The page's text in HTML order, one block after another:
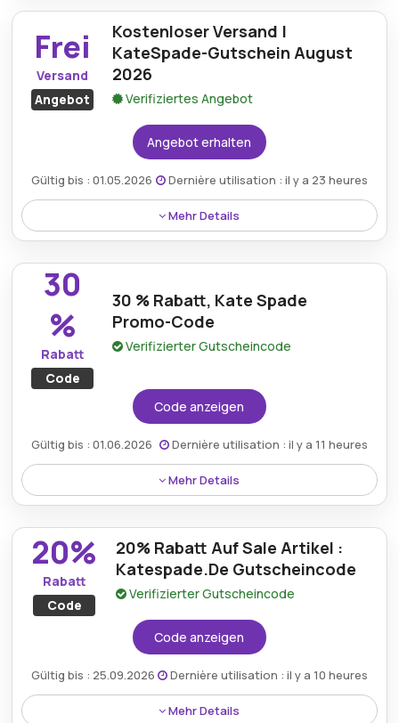
einem exklusiven Rabatt, der Luxusmodeartikel
erschwinglicher macht, während Sie online
hochwertige Designerprodukte kaufen.
Frei
Versand
Angebot
Kostenloser Versand |
KateSpade-Gutschein August
2026
Verifiziertes Angebot
Angebot erhalten
Gültig bis : 01.05.2026 Dernière utilisation : il y a 23 heures
Mehr Details
Profitieren Sie vom kostenlosen Versand mit einem
Kate Spade-Gutschein und sorgen Sie für ein
nahtloses Einkaufserlebnis ohne zusätzliche
Versandkosten für ausgewählte Artikel aus der
Kollektion der Marke.
30
%
Rabatt
Code
30 % Rabatt, Kate Spade
Promo-Code
Verifizierter Gutscheincode
Code anzeigen
Gültig bis : 01.06.2026 Dernière utilisation : il y a 11 heures
Mehr Details
Profitieren Sie von 30 % Rabatt mit einem Promo-
Code von Kate Spade und erhalten Sie für einen
begrenzten Zeitraum ein hervorragendes Angebot
für eine Reihe modischer Accessoires, Handtaschen
und stilvoller Kleidung.
20%
Rabatt
Code
20% Rabatt Auf Sale Artikel :
Katespade.De Gutscheincode
Verifizierter Gutscheincode
Code anzeigen
Gültig bis : 25.09.2026 Dernière utilisation : il y a 10 heures
Mehr Details